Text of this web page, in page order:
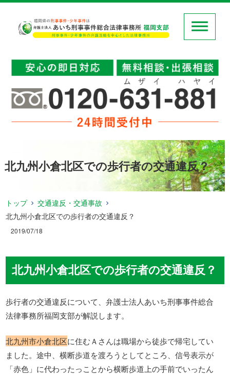
北九州小倉北区での歩行者の交通違反？
トップ
交通違反・交通事故
北九州小倉北区での歩行者の交通違反？
2019/07/18
北九州小倉北区での歩行者の交通違反？
歩行者の交通違反について、弁護士法人あいち刑事事件総合
法律事務所福岡支部が解説します。
北九州市小倉北区に住むＡさんは職場から徒歩で帰宅してい
ました。途中、横断歩道を渡ろうとしてところ、信号表示が
「赤色」に代わったっことから横断歩道上の手前でいったん